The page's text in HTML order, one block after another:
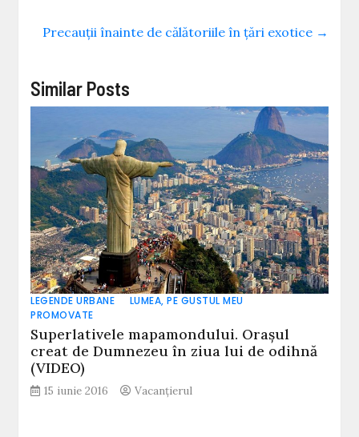
Precauţii înainte de călătoriile în ţări exotice →
Similar Posts
LEGENDE URBANE
LUMEA, PE GUSTUL MEU
PROMOVATE
Superlativele mapamondului. Orașul
creat de Dumnezeu în ziua lui de odihnă
(VIDEO)
15 iunie 2016 Vacanțierul